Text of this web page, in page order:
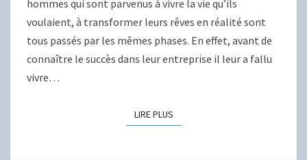
hommes qui sont parvenus à vivre la vie qu’ils
voulaient, à transformer leurs rêves en réalité sont
tous passés par les mêmes phases. En effet, avant de
connaître le succès dans leur entreprise il leur a fallu
vivre…
LIRE PLUS